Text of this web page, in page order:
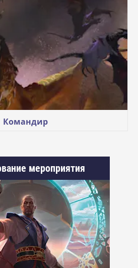
Командир
мероприятия